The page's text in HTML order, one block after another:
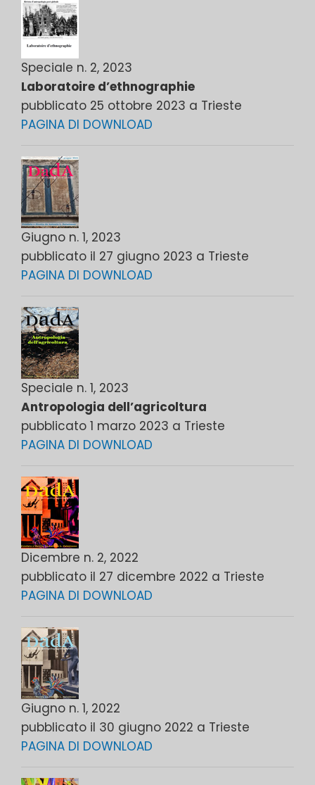
Speciale n. 2, 2023
Laboratoire d’ethnographie
pubblicato 25 ottobre 2023 a Trieste
PAGINA DI DOWNLOAD
Giugno n. 1, 2023
pubblicato il 27 giugno 2023 a Trieste
PAGINA DI DOWNLOAD
Speciale n. 1, 2023
Antropologia dell’agricoltura
pubblicato 1 marzo 2023 a Trieste
PAGINA DI DOWNLOAD
Dicembre n. 2, 2022
pubblicato il 27 dicembre 2022 a Trieste
PAGINA DI DOWNLOAD
Giugno n. 1, 2022
pubblicato il 30 giugno 2022 a Trieste
PAGINA DI DOWNLOAD